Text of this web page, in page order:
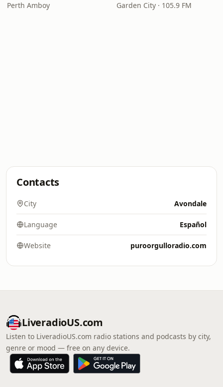
Perth Amboy Garden City · 105.9 FM
Contacts
City Avondale
Language Español
Website puroorgulloradio.com
LiveradioUS.com
Listen to LiveradioUS.com radio stations and podcasts by city,
genre or mood — free on any device.